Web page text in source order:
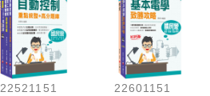
22521151 22601151